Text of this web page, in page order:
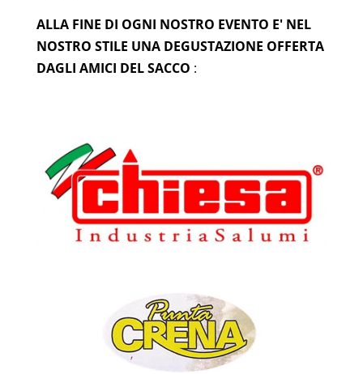
ALLA FINE DI OGNI NOSTRO EVENTO E' NEL
NOSTRO STILE UNA DEGUSTAZIONE OFFERTA
DAGLI AMICI DEL SACCO :